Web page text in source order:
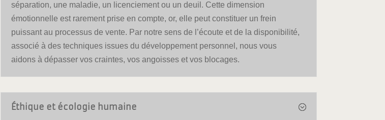
séparation, une maladie, un licenciement ou un deuil. Cette dimension
émotionnelle est rarement prise en compte, or, elle peut constituer un frein
puissant au processus de vente. Par notre sens de l’écoute et de la disponibilité,
associé à des techniques issues du développement personnel, nous vous
aidons à dépasser vos craintes, vos angoisses et vos blocages.
Éthique et écologie humaine